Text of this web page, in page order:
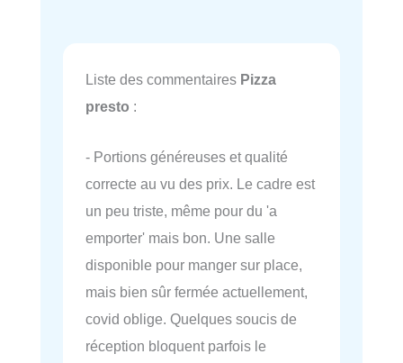
Liste des commentaires Pizza
presto :
- Portions généreuses et qualité
correcte au vu des prix. Le cadre est
un peu triste, même pour du 'a
emporter' mais bon. Une salle
disponible pour manger sur place,
mais bien sûr fermée actuellement,
covid oblige. Quelques soucis de
réception bloquent parfois le